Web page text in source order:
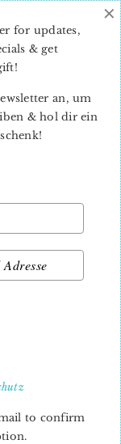
6
for updates,
& get
!
an, um
& hol dir ein
to confirm
×